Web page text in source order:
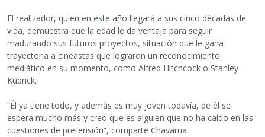
El realizador, quien en este año llegará a sus cinco décadas de
vida, demuestra que la edad le da ventaja para seguir
madurando sus futuros proyectos, situación que le gana
trayectoria a cineastas que lograron un reconocimiento
mediático en su momento, como Alfred Hitchcock o Stanley
Kubrick.
“Él ya tiene todo, y además es muy joven todavía, de él se
espera mucho más y creo que es alguien que no ha caído en las
cuestiones de pretensión”, comparte Chavarria.